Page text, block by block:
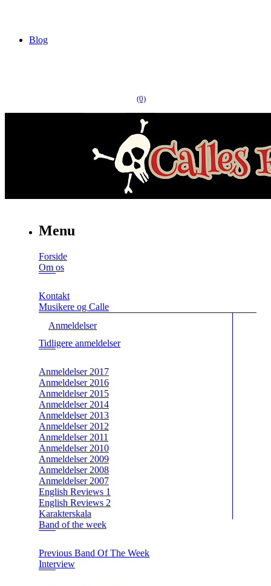
Blog
(0)
Menu
Forside
Om os
Kontakt
Musikere og Calle
Anmeldelser
Tidligere anmeldelser
Anmeldelser 2017
Anmeldelser 2016
Anmeldelser 2015
Anmeldelser 2014
Anmeldelser 2013
Anmeldelser 2012
Anmeldelser 2011
Anmeldelser 2010
Anmeldelser 2009
Anmeldelser 2008
Anmeldelser 2007
English Reviews 1
English Reviews 2
Karakterskala
Band of the week
Previous Band Of The Week
Interview